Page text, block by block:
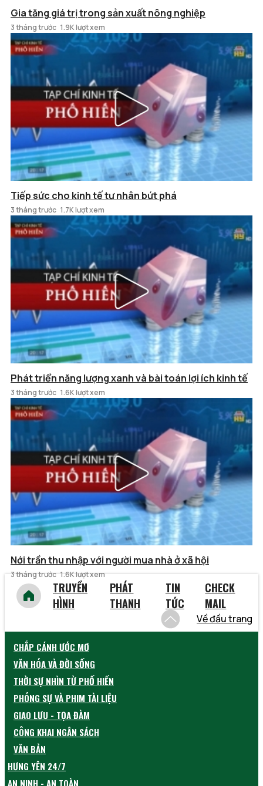
Gia tăng giá trị trong sản xuất nông nghiệp
3 tháng trước 1.9K lượt xem
Tiếp sức cho kinh tế tư nhân bứt phá
3 tháng trước 1.7K lượt xem
Phát triển năng lượng xanh và bài toán lợi ích kinh tế
3 tháng trước 1.6K lượt xem
Nới trần thu nhập với người mua nhà ở xã hội
3 tháng trước 1.6K lượt xem
TRUYỀN
HÌNH
PHÁT
THANH
TIN
TỨC
CHECK
MAIL
Về đầu trang
CHẮP CÁNH ƯỚC MƠ
VĂN HÓA VÀ ĐỜI SỐNG
THỜI SỰ NHÌN TỪ PHỐ HIẾN
PHÓNG SỰ VÀ PHIM TÀI LIỆU
GIAO LƯU - TỌA ĐÀM
CÔNG KHAI NGÂN SÁCH
VĂN BẢN
HƯNG YÊN 24/7
AN NINH - AN TOÀN